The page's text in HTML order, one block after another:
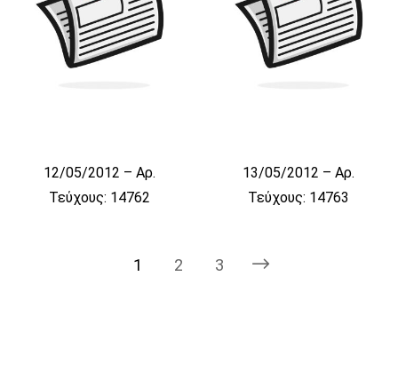
12/05/2012 – Αρ.
Τεύχους: 14762
13/05/2012 – Αρ.
Τεύχους: 14763
1 2 3